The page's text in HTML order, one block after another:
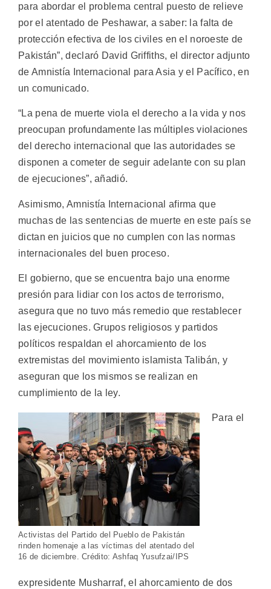
para abordar el problema central puesto de relieve
por el atentado de Peshawar, a saber: la falta de
protección efectiva de los civiles en el noroeste de
Pakistán”, declaró David Griffiths, el director adjunto
de Amnistía Internacional para Asia y el Pacífico, en
un comunicado.
“La pena de muerte viola el derecho a la vida y nos
preocupan profundamente las múltiples violaciones
del derecho internacional que las autoridades se
disponen a cometer de seguir adelante con su plan
de ejecuciones”, añadió.
Asimismo, Amnistía Internacional afirma que
muchas de las sentencias de muerte en este país se
dictan en juicios que no cumplen con las normas
internacionales del buen proceso.
El gobierno, que se encuentra bajo una enorme
presión para lidiar con los actos de terrorismo,
asegura que no tuvo más remedio que restablecer
las ejecuciones. Grupos religiosos y partidos
políticos respaldan el ahorcamiento de los
extremistas del movimiento islamista Talibán, y
aseguran que los mismos se realizan en
cumplimiento de la ley.
Activistas del Partido del Pueblo de Pakistán
rinden homenaje a las víctimas del atentado del
16 de diciembre. Crédito: Ashfaq Yusufzai/IPS
Para el
expresidente Musharraf, el ahorcamiento de dos